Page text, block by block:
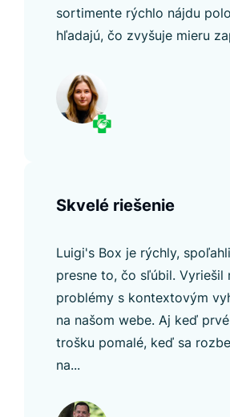
sortimente rýchlo nájdu
hľadajú, čo zvyšuje mieru
Skvelé riešenie
Luigi's Box je rýchly,
presne to, čo sľúbil. Vyriešil
problémy s kontextovým
na našom webe. Aj keď
trošku pomalé, keď sa
na...